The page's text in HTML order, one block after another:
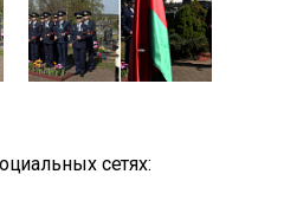
сетях: